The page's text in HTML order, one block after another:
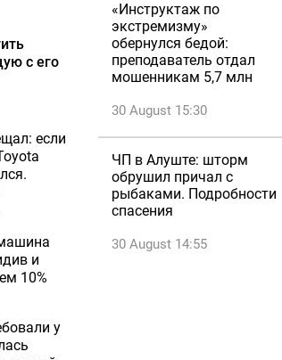
с его
если
и
10%
у
«Инструктаж по
экстремизму»
обернулся бедой:
преподаватель отдал
мошенникам 5,7 млн
30 August 15:30
ЧП в Алуште: шторм
обрушил причал с
рыбаками. Подробности
спасения
30 August 14:55